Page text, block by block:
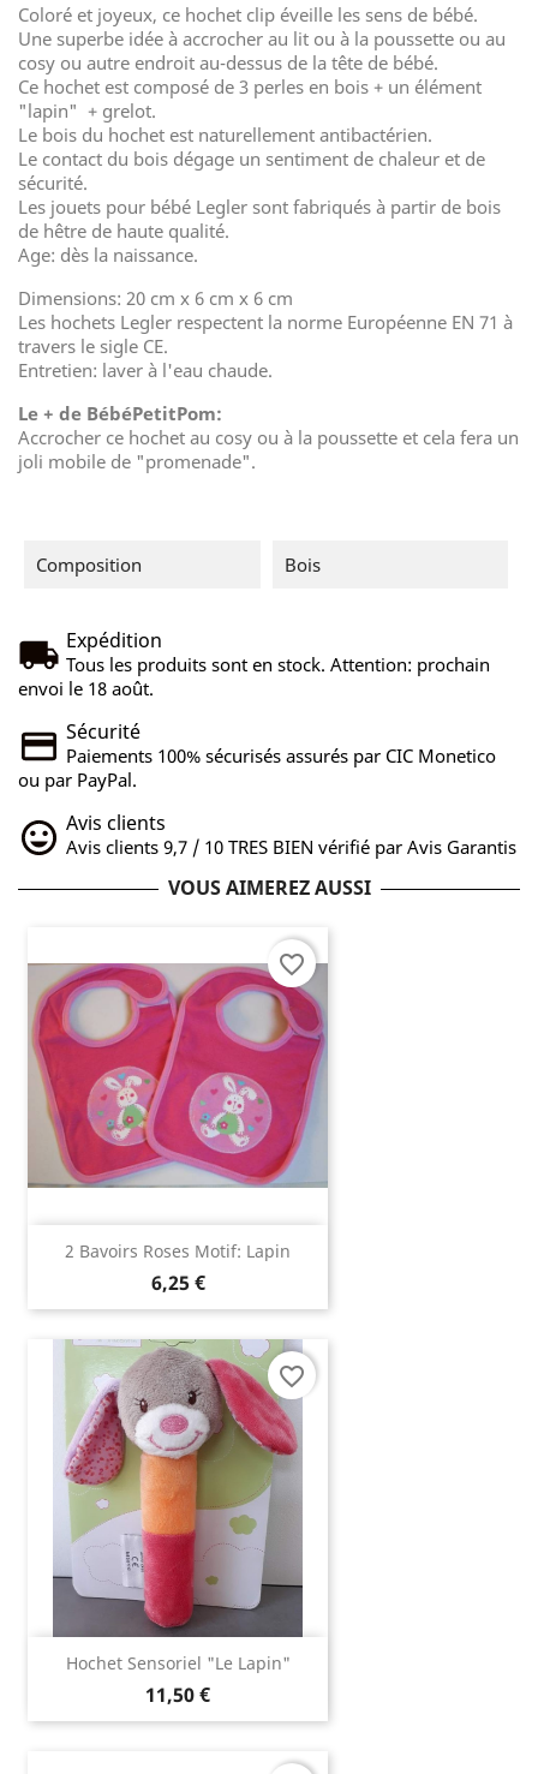
Coloré et joyeux, ce hochet clip éveille les sens de bébé.
Une superbe idée à accrocher au lit ou à la poussette ou au
cosy ou autre endroit au-dessus de la tête de bébé.
Ce hochet est composé de 3 perles en bois + un élément
"lapin" + grelot.
Le bois du hochet est naturellement antibactérien.
Le contact du bois dégage un sentiment de chaleur et de
sécurité.
Les jouets pour bébé Legler sont fabriqués à partir de bois
de hêtre de haute qualité.
Age: dès la naissance.
Dimensions: 20 cm x 6 cm x 6 cm
Les hochets Legler respectent la norme Européenne EN 71 à
travers le sigle CE.
Entretien: laver à l'eau chaude.
Le + de BébéPetitPom:
Accrocher ce hochet au cosy ou à la poussette et cela fera un
joli mobile de "promenade".
Composition Bois
Expédition
Tous les produits sont en stock. Attention: prochain
envoi le 18 août.
Sécurité
Paiements 100% sécurisés assurés par CIC Monetico
ou par PayPal.
Avis clients
Avis clients 9,7 / 10 TRES BIEN vérifié par Avis Garantis
VOUS AIMEREZ AUSSI
2 Bavoirs Roses Motif: Lapin
6,25 €
favorite_border
Hochet Sensoriel "Le Lapin"
11,50 €
favorite_border